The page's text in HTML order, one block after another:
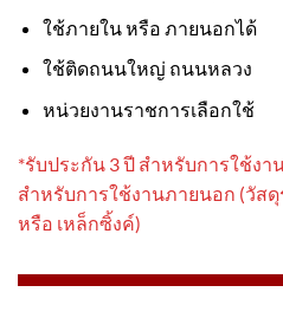
ใช้ภายใน หรือ ภายนอกได้
ใช้ติดถนนใหญ่ ถนนหลวง
หน่วยงานราชการเลือกใช้
*รับประกัน 3 ปี สําหรับการใช้งา
สําหรับการใช้งานภายนอก (วัส
หรือ เหล็กซิ้งค์)